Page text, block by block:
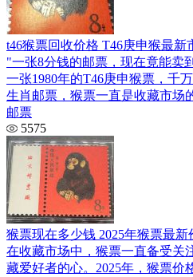
t46猴票回收价格 T46庚申猴最新
"一张8分钱的邮票，现在竟能卖
一张1980年的T46庚申猴票，千
生肖邮票，猴票一直是收藏市场
邮票
5575
猴票现在多少钱 2025年猴票最新
在收藏市场中，猴票一直备受关
藏爱好者的心。2025年，猴票价